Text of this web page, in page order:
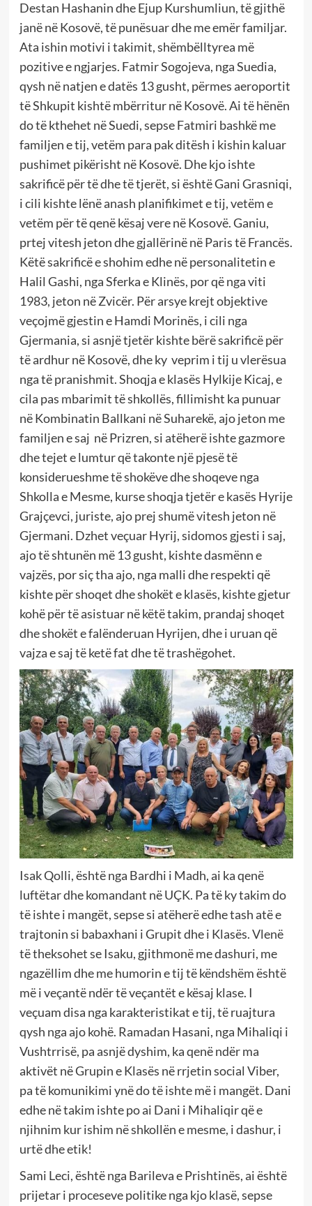
Destan Hashanin dhe Ejup Kurshumliun, të gjithë
janë në Kosovë, të punësuar dhe me emër familjar.
Ata ishin motivi i takimit, shëmbëlltyrea më
pozitive e ngjarjes. Fatmir Sogojeva, nga Suedia,
qysh në natjen e datës 13 gusht, përmes aeroportit
të Shkupit kishtë mbërritur në Kosovë. Ai të hënën
do të kthehet në Suedi, sepse Fatmiri bashkë me
familjen e tij, vetëm para pak ditësh i kishin kaluar
pushimet pikërisht në Kosovë. Dhe kjo ishte
sakrificë për të dhe të tjerët, si është Gani Grasniqi,
i cili kishte lënë anash planifikimet e tij, vetëm e
vetëm për të qenë kësaj vere në Kosovë. Ganiu,
prtej vitesh jeton dhe gjallërinë në Paris të Francës.
Këtë sakrificë e shohim edhe në personalitetin e
Halil Gashi, nga Sferka e Klinës, por që nga viti
1983, jeton në Zvicër. Për arsye krejt objektive
veçojmë gjestin e Hamdi Morinës, i cili nga
Gjermania, si asnjë tjetër kishte bërë sakrificë për
të ardhur në Kosovë, dhe ky veprim i tij u vlerësua
nga të pranishmit. Shoqja e klasës Hylkije Kicaj, e
cila pas mbarimit të shkollës, fillimisht ka punuar
në Kombinatin Ballkani në Suharekë, ajo jeton me
familjen e saj në Prizren, si atëherë ishte gazmore
dhe tejet e lumtur që takonte një pjesë të
konsiderueshme të shokëve dhe shoqeve nga
Shkolla e Mesme, kurse shoqja tjetër e kasës Hyrije
Grajçevci, juriste, ajo prej shumë vitesh jeton në
Gjermani. Dzhet veçuar Hyrij, sidomos gjesti i saj,
ajo të shtunën më 13 gusht, kishte dasmënn e
vajzës, por siç tha ajo, nga malli dhe respekti që
kishte për shoqet dhe shokët e klasës, kishte gjetur
kohë për të asistuar në këtë takim, prandaj shoqet
dhe shokët e falënderuan Hyrijen, dhe i uruan që
vajza e saj të ketë fat dhe të trashëgohet.
Isak Qolli, është nga Bardhi i Madh, ai ka qenë
luftëtar dhe komandant në UÇK. Pa të ky takim do
të ishte i mangët, sepse si atëherë edhe tash atë e
trajtonin si babaxhani i Grupit dhe i Klasës. Vlenë
të theksohet se Isaku, gjithmonë me dashuri, me
ngazëllim dhe me humorin e tij të këndshëm është
më i veçantë ndër të veçantët e kësaj klase. I
veçuam disa nga karakteristikat e tij, të ruajtura
qysh nga ajo kohë. Ramadan Hasani, nga Mihaliqi i
Vushtrrisë, pa asnjë dyshim, ka qenë ndër ma
aktivët në Grupin e Klasës në rrjetin social Viber,
pa të komunikimi ynë do të ishte më i mangët. Dani
edhe në takim ishte po ai Dani i Mihaliqir që e
njihnim kur ishim në shkollën e mesme, i dashur, i
urtë dhe etik!
Sami Leci, është nga Barileva e Prishtinës, ai është
prijetar i proceseve politike nga kjo klasë, sepse